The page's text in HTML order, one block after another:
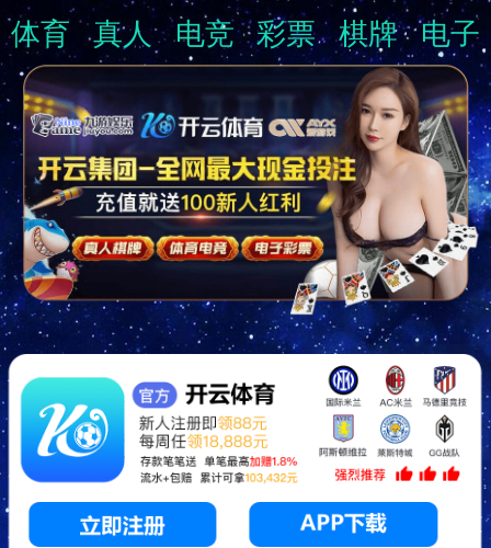
体育 真人 电竞 彩票 棋牌 电子